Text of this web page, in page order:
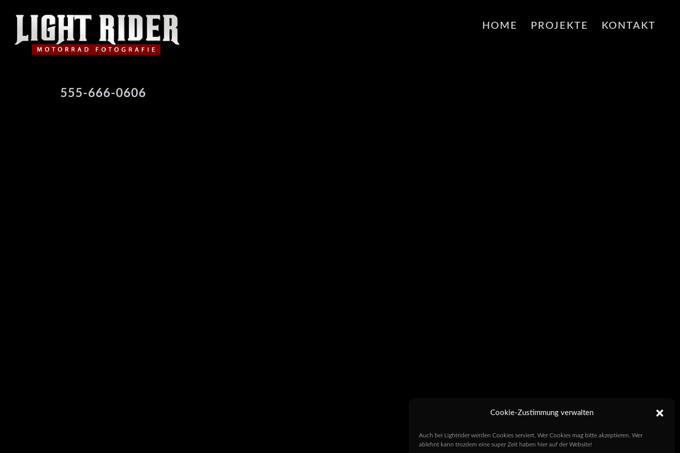
Cookie-Zustimmung verwalten
Auch bei Lightrider werden Cookies serviert. Wer Cookies mag bitte akzeptieren. Wer
ablehnt kann trozdem eine super Zeit haben hier auf der Website!
HOME PROJEKTE KONTAKT
555-666-0606